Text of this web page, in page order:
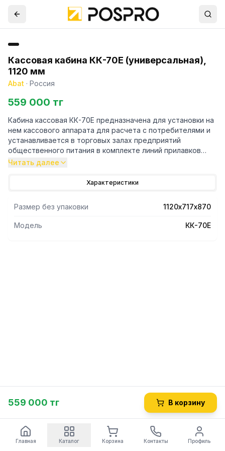
Кассовая кабина КК-70Е (универсальная),
1120 мм
Abat · Россия
559 000 тг
Кабина кассовая КК-70Е предназначена для установки на
нем кассового аппарата для расчета с потребителями и
устанавливается в торговых залах предприятий
общественного питания в комплекте линий прилавков
самообслуживания.
Читать далее
Характеристики
Размер без упаковки 1120х717х870
Модель КК-70Е
559 000 тг В корзину
Главная Каталог Корзина Контакты Профиль